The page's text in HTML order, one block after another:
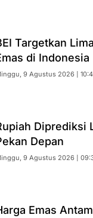
Targetkan
di Indonesia
9 Agustus 2026 |
Diprediksi
Depan
9 Agustus 2026 |
Emas